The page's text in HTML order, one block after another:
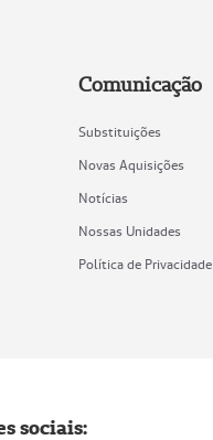
Comunicação
Substituições
Novas Aquisições
Notícias
Nossas Unidades
Política de Privacidade
sociais: